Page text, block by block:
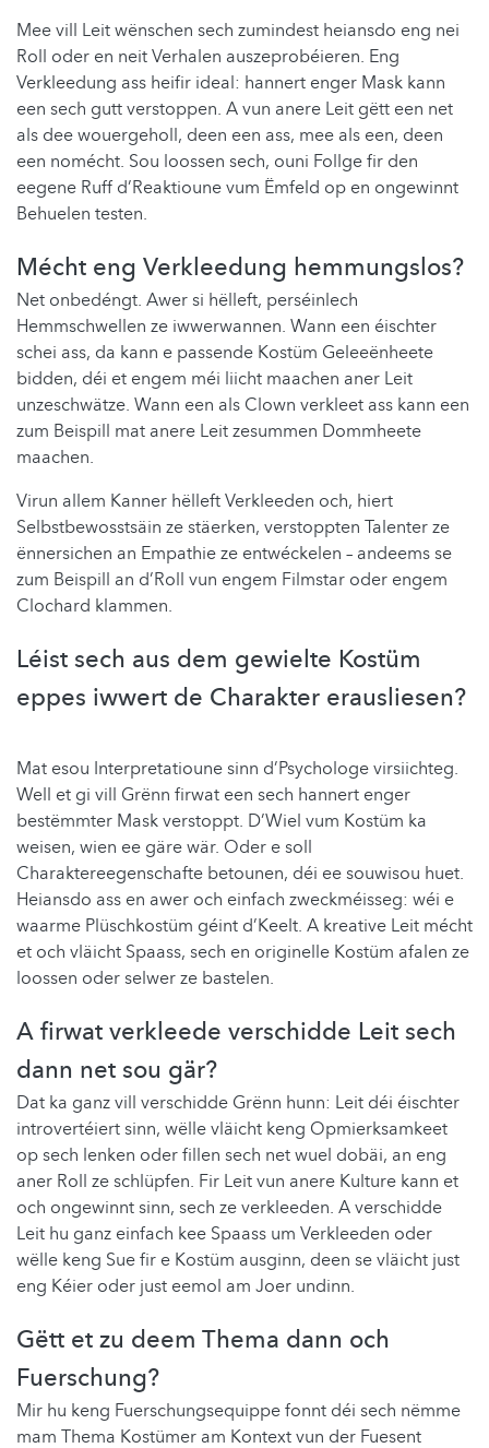
Mee vill Leit wënschen sech zumindest heiansdo eng nei
Roll oder en neit Verhalen auszeprobéieren. Eng
Verkleedung ass heifir ideal: hannert enger Mask kann
een sech gutt verstoppen. A vun anere Leit gëtt een net
als dee wouergeholl, deen een ass, mee als een, deen
een nomécht. Sou loossen sech, ouni Follge fir den
eegene Ruff d’Reaktioune vum Ëmfeld op en ongewinnt
Behuelen testen.
Mécht eng Verkleedung hemmungslos?
Net onbedéngt. Awer si hëlleft, perséinlech
Hemmschwellen ze iwwerwannen. Wann een éischter
schei ass, da kann e passende Kostüm Geleeënheete
bidden, déi et engem méi liicht maachen aner Leit
unzeschwätze. Wann een als Clown verkleet ass kann een
zum Beispill mat anere Leit zesummen Dommheete
maachen.
Virun allem Kanner hëlleft Verkleeden och, hiert
Selbstbewosstsäin ze stäerken, verstoppten Talenter ze
ënnersichen an Empathie ze entwéckelen – andeems se
zum Beispill an d’Roll vun engem Filmstar oder engem
Clochard klammen.
Léist sech aus dem gewielte Kostüm
eppes iwwert de Charakter erausliesen?
Mat esou Interpretatioune sinn d’Psychologe virsiichteg.
Well et gi vill Grënn firwat een sech hannert enger
bestëmmter Mask verstoppt. D’Wiel vum Kostüm ka
weisen, wien ee gäre wär. Oder e soll
Charaktereegenschafte betounen, déi ee souwisou huet.
Heiansdo ass en awer och einfach zweckméisseg: wéi e
waarme Plüschkostüm géint d’Keelt. A kreative Leit mécht
et och vläicht Spaass, sech en originelle Kostüm afalen ze
loossen oder selwer ze bastelen.
A firwat verkleede verschidde Leit sech
dann net sou gär?
Dat ka ganz vill verschidde Grënn hunn: Leit déi éischter
introvertéiert sinn, wëlle vläicht keng Opmierksamkeet
op sech lenken oder fillen sech net wuel dobäi, an eng
aner Roll ze schlüpfen. Fir Leit vun anere Kulture kann et
och ongewinnt sinn, sech ze verkleeden. A verschidde
Leit hu ganz einfach kee Spaass um Verkleeden oder
wëlle keng Sue fir e Kostüm ausginn, deen se vläicht just
eng Kéier oder just eemol am Joer undinn.
Gëtt et zu deem Thema dann och
Fuerschung?
Mir hu keng Fuerschungsequippe fonnt déi sech nëmme
mam Thema Kostümer am Kontext vun der Fuesent